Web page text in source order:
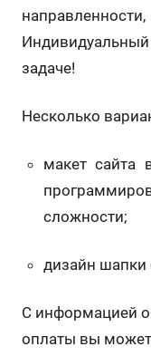
задаче!
Несколько
макет сайта
сложности;
дизайн шапки
С информацией о
оплаты вы